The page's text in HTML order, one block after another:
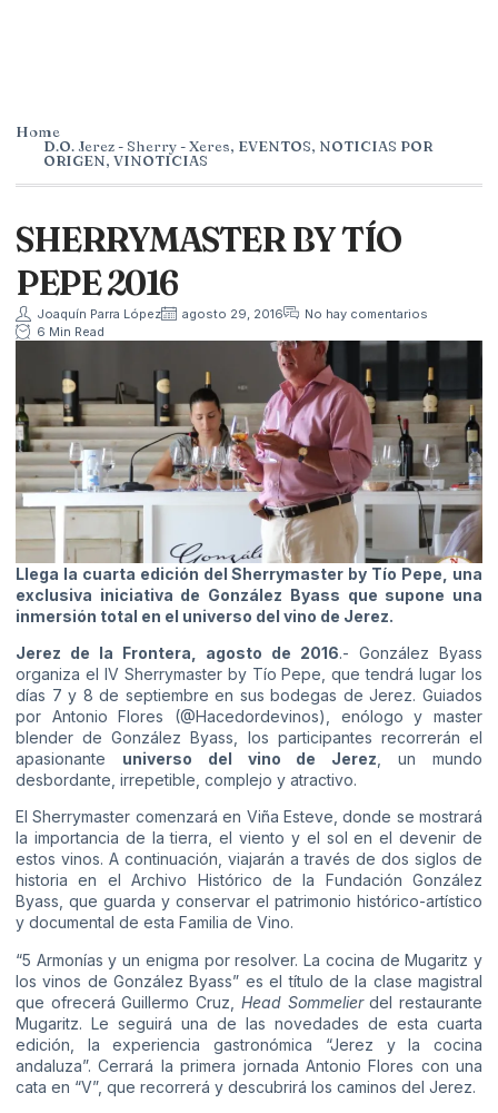
Home
D.O. Jerez - Sherry - Xeres, EVENTOS, NOTICIAS POR
ORIGEN, VINOTICIAS
SHERRYMASTER BY TÍO
PEPE 2016
Joaquín Parra López agosto 29, 2016
No hay comentarios
6 Min Read
Llega la cuarta edición del Sherrymaster by Tío Pepe, una
exclusiva iniciativa de González Byass que supone una
inmersión total en el universo del vino de Jerez.
Jerez de la Frontera, agosto de 2016.- González Byass
organiza el IV Sherrymaster by Tío Pepe, que tendrá lugar los
días 7 y 8 de septiembre en sus bodegas de Jerez. Guiados
por Antonio Flores (@Hacedordevinos), enólogo y master
blender de González Byass, los participantes recorrerán el
apasionante universo del vino de Jerez , un mundo
desbordante, irrepetible, complejo y atractivo.
El Sherrymaster comenzará en Viña Esteve, donde se mostrará
la importancia de la tierra, el viento y el sol en el devenir de
estos vinos. A continuación, viajarán a través de dos siglos de
historia en el Archivo Histórico de la
Fundación González
Byass, que guarda y conservar el patrimonio histórico-artístico
y documental de esta Familia de Vino.
“5 Armonías y un enigma por resolver. La cocina de Mugaritz y
los vinos de González Byass” es el título de la clase magistral
que ofrecerá Guillermo Cruz, Head Sommelierdel restaurante
Mugaritz. Le seguirá una de las novedades de esta cuarta
edición, la experiencia gastronómica “Jerez y la cocina
andaluza”. Cerrará la primera jornada Antonio Flores con una
cata en “V”, que recorrerá y descubrirá los caminos del Jerez.